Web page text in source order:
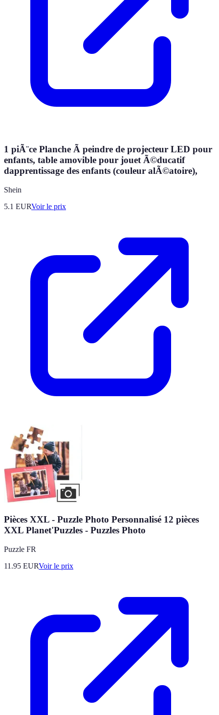
1 piÃ¨ce Planche Ã peindre de projecteur LED pour
enfants, table amovible pour jouet Ã©ducatif
dapprentissage des enfants (couleur alÃ©atoire),
Shein
5.1 EURVoir le prix
Pièces XXL - Puzzle Photo Personnalisé 12 pièces
XXL Planet'Puzzles - Puzzles Photo
Puzzle FR
11.95 EURVoir le prix